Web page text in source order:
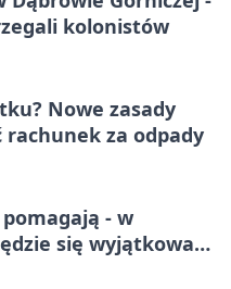
kolonistów
Nowe zasady
rachunek za odpady
- w
się wyjątkowa